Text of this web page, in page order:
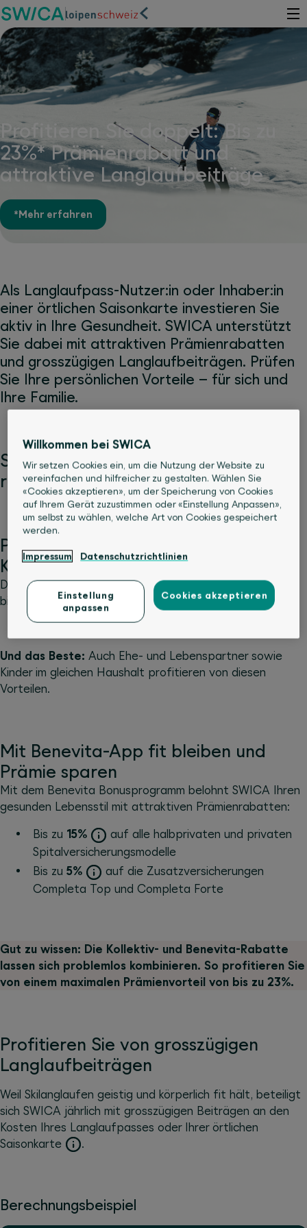
Profitieren Sie doppelt: Bis zu
23%* Prämienrabatt und
attraktive Langlaufbeiträge
*Mehr erfahren
Als Langlaufpass-Nutzer:in oder Inhaber:in
einer örtlichen Saisonkarte investieren Sie
aktiv in Ihre Gesundheit. SWICA unterstützt
Sie dabei mit attraktiven Prämienrabatten
und grosszügigen Langlaufbeiträgen. Prüfen
Sie Ihre persönlichen Vorteile – für sich und
Ihre Familie.
Sichern Sie sich bis zu 23% Prämien­­
rabatt
Prämienvorteile dank
Kollektivvertrag
Die Partnerschaft zwischen Loipen Schweiz und SWICA
bietet Ihnen exklusive Kollektivrabatte:
Und das Beste: Auch Ehe- und Lebenspartner sowie
Kinder im gleichen Haushalt profitieren von diesen
Vorteilen.
Mit Benevita-App fit bleiben und
Prämie sparen
Mit dem Benevita Bonusprogramm belohnt SWICA Ihren
gesunden Lebensstil mit attraktiven Prämienrabatten:
Bis zu 15%
auf alle halbprivaten und privaten
Spitalversicherungsmodelle
Bis zu 5%
auf die Zusatzversicherungen
Completa Top und Completa Forte
Gut zu wissen: Die Kollektiv- und Benevita-Rabatte
lassen sich problemlos kombinieren. So profitieren Sie
von einem maximalen Prämienvorteil von bis zu 23%.
Profitieren Sie von grosszügigen
Langlaufbeiträgen
Weil Skilanglaufen geistig und körperlich fit hält, beteiligt
sich SWICA jährlich mit grosszügigen Beiträgen an den
Kosten Ihres Langlaufpasses oder Ihrer örtlichen
Saisonkarte
.
Berechnungsbeispiel
Willkommen bei SWICA
Wir setzen Cookies ein, um die Nutzung der Website zu
vereinfachen und hilfreicher zu gestalten. Wählen Sie
«Cookies akzeptieren», um der Speicherung von Cookies
auf Ihrem Gerät zuzustimmen oder «Einstellung Anpassen»,
um selbst zu wählen, welche Art von Cookies gespeichert
werden.
Impressum Datenschutzrichtlinien
Einstellung
anpassen
Cookies akzeptieren